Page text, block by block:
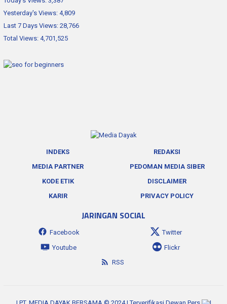
Yesterday's Views: 4,809
Last 7 Days Views: 28,766
Total Views: 4,701,525
INDEKS
REDAKSI
MEDIA PARTNER
PEDOMAN MEDIA SIBER
KODE ETIK
DISCLAIMER
KARIR
PRIVACY POLICY
JARINGAN SOCIAL
Facebook
Twitter
Youtube
Flickr
RSS